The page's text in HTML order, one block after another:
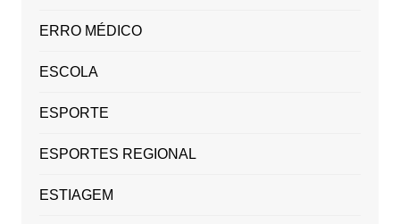
ERRO MÉDICO
ESCOLA
ESPORTE
ESPORTES REGIONAL
ESTIAGEM